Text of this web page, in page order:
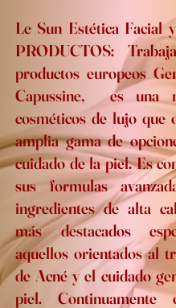
Le Sun Estética Facial
PRODUCTOS:
productos europeos
Capussine, es una
cosméticos de lujo que
amplia gama de
cuidado de la piel. Es
sus formulas
ingredientes de alta
más destacados
aquellos orientados al
de Acné y el cuidado
piel. Continuamente